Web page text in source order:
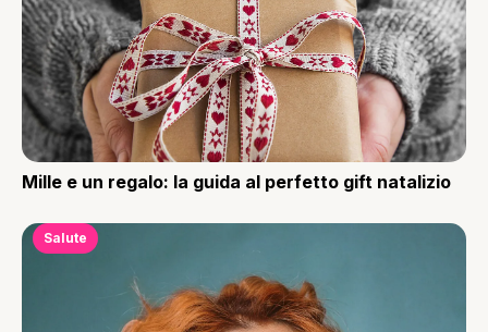
Mille e un regalo: la guida al perfetto gift natalizio
Salute